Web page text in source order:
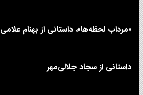
«مرداب لحظه‌ها»، داستانی از بهنام علامی
داستانی از سجاد جلالی‌مهر